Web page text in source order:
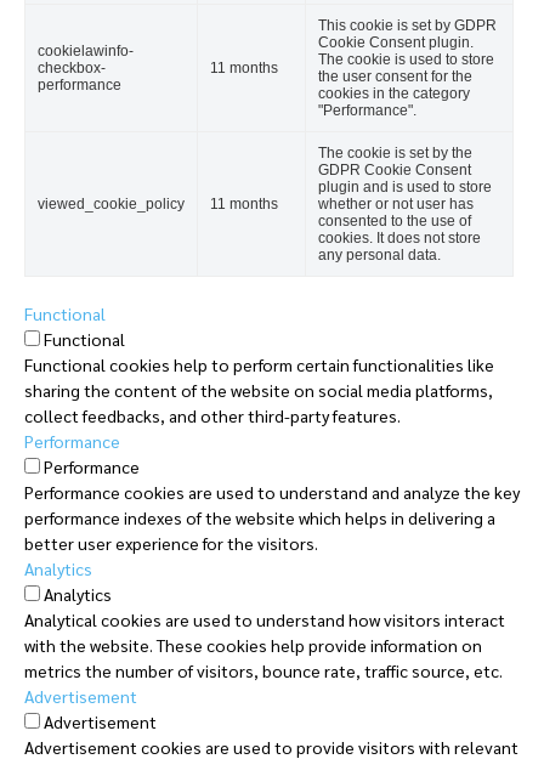
cookielawinfo-
checkbox-
performance
11 months
This cookie is set by GDPR
Cookie Consent plugin.
The cookie is used to store
the user consent for the
cookies in the category
"Performance".
viewed_cookie_policy 11 months
The cookie is set by the
GDPR Cookie Consent
plugin and is used to store
whether or not user has
consented to the use of
cookies. It does not store
any personal data.
Functional
Functional
Functional cookies help to perform certain functionalities like
sharing the content of the website on social media platforms,
collect feedbacks, and other third-party features.
Performance
Performance
Performance cookies are used to understand and analyze the key
performance indexes of the website which helps in delivering a
better user experience for the visitors.
Analytics
Analytics
Analytical cookies are used to understand how visitors interact
with the website. These cookies help provide information on
metrics the number of visitors, bounce rate, traffic source, etc.
Advertisement
Advertisement
Advertisement cookies are used to provide visitors with relevant